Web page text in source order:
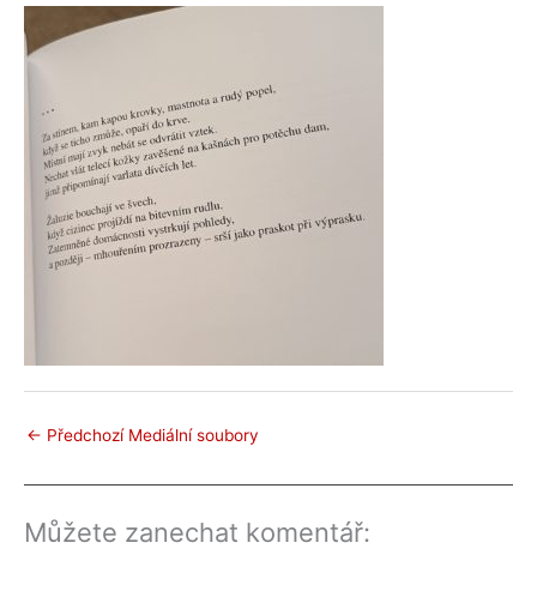
← Předchozí Mediální soubory
Můžete zanechat komentář: